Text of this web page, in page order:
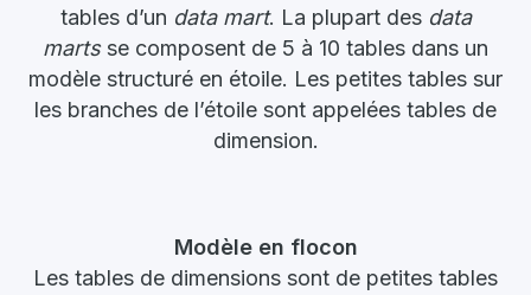
tables d’un data mart. La plupart des data
martsse composent de 5 à 10 tables dans un
modèle structuré en étoile. Les petites tables sur
les branches de l’étoile sont appelées tables de
dimension.
Modèle en flocon
Les tables de dimensions sont de petites tables